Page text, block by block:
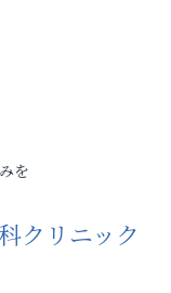
を
クリニック